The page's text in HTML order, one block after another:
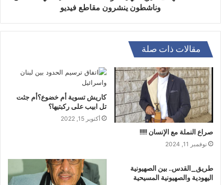
وناشطون ينشرون مقاطع فيديو
مقالات ذات صلة
صراع النملة مع الإنسان !!!!!
نوفمبر 11, 2024
كاريش تسوية أم خضوع؟أم جثت
تل ابيب على ركبتيها؟
أكتوبر 15, 2022
طريق_القدس.. بين الصهيونية
اليهودية والصهيونية المسيحية